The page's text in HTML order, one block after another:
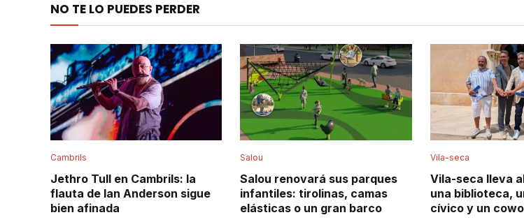
NO TE LO PUEDES PERDER
Cambrils
Jethro Tull en Cambrils: la
flauta de Ian Anderson sigue
bien afinada
Salou
Salou renovará sus parques
infantiles: tirolinas, camas
elásticas o un gran barco
Vila-seca
Vila-seca lleva
una biblioteca,
cívico y un